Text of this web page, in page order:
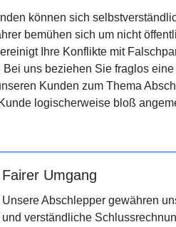
können sich
bemühen sich um nicht
Ihre Konflikte mit
uns beziehen Sie fraglos
Kunden zum Thema
logischerweise bloß
Fairer Umgang
Unsere Abschlepper gewähren
und verständliche